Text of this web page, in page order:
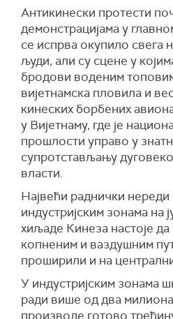
Антикинески протести
демонстрацијама у
се испрва окупило свега
људи, али су сцене у
бродови воденим
вијетнамска пловила и
кинеских борбених
у Вијетнаму, где је
прошлости управо у
супротстављању
власти.
Највећи раднички
индустријским зонама на
хиљаде Кинеза настоје
копненим и ваздушним
проширили и на
У индустријским зонама
ради више од два милиона
производе готово